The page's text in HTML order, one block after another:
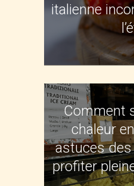
italienne
Comment
chaleur
astuces
profiter